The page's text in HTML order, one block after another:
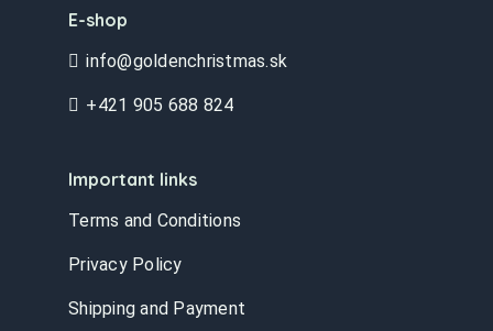
E-shop
info@goldenchristmas.sk
+421 905 688 824
Important links
Terms and Conditions
Privacy Policy
Shipping and Payment